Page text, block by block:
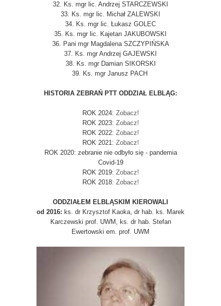
32. Ks. mgr lic. Andrzej STARCZEWSKI
33. Ks. mgr lic. Michał ZALEWSKI
34. Ks. mgr lic. Łukasz GOLEC
35. Ks. mgr lic. Kajetan JAKUBOWSKI
36. Pani mgr Magdalena SZCZYPIŃSKA
37. Ks. mgr Andrzej GAJEWSKI
38. Ks. mgr Damian SIKORSKI
39. Ks. mgr Janusz PACH
HISTORIA ZEBRAŃ PTT ODDZIAŁ ELBLĄG:
ROK 2024: Zobacz!
ROK 2023: Zobacz!
ROK 2022: Zobacz!
ROK 2021: Zobacz!
ROK 2020: zebranie nie odbyło się - pandemia
Covid-19
ROK 2019: Zobacz!
ROK 2018: Zobacz!
ODDZIAŁEM ELBLĄSKIM KIEROWALI
od 2016: ks. dr Krzysztof Kaoka, dr hab. ks. Marek
Karczewski prof. UWM, ks. dr hab. Stefan
Ewertowski em. prof. UWM